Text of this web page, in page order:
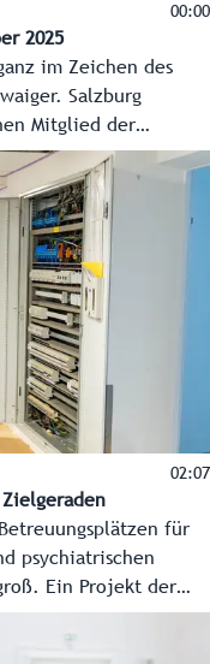
00:00
2025
im Zeichen des
Salzburg
Mitglied der
Requiem. Das und
auf
02:07
Zielgeraden
für
psychiatrischen
Ein Projekt der
vor Ort ein Bild vom
Soziales